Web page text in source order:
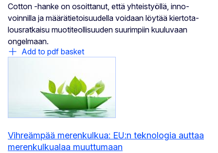
Cotton -hanke on osoittanut, että yhteistyöllä, inno-
voinnilla ja määrätietoisuudella voidaan löytää kiertota-
lousratkaisu muotiteollisuuden suurimpiin kuuluvaan
ongelmaan.
Add to pdf basket
Vihreämpää merenkulkua: EU:n teknologia auttaa
merenkulkualaa muuttumaan